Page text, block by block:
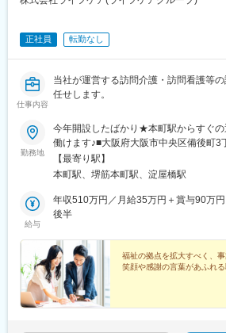
正社員 転勤なし
仕事内容
当社が運営する訪問介護・訪問看護等
任せします。
勤務地
今年開設したばかり★本町駅からすぐ
働けます♪■大阪府大阪市中央区備後町3
ル2階・大阪メトロ御堂筋本線「本町駅
ロ中央線「堺筋本町駅」より徒歩5分※
【最寄り駅】
本町駅、堺筋本町駅、淀屋橋駅
給与
年収510万円／月給35万円＋賞与90万
後半
福祉の拠点を拡大すべく、
笑顔や感謝の言葉があふれ